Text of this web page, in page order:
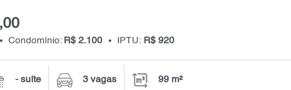
Condomínio: R$ 2.100 IPTU: R$ 920
- suíte 3 vagas 99 m²